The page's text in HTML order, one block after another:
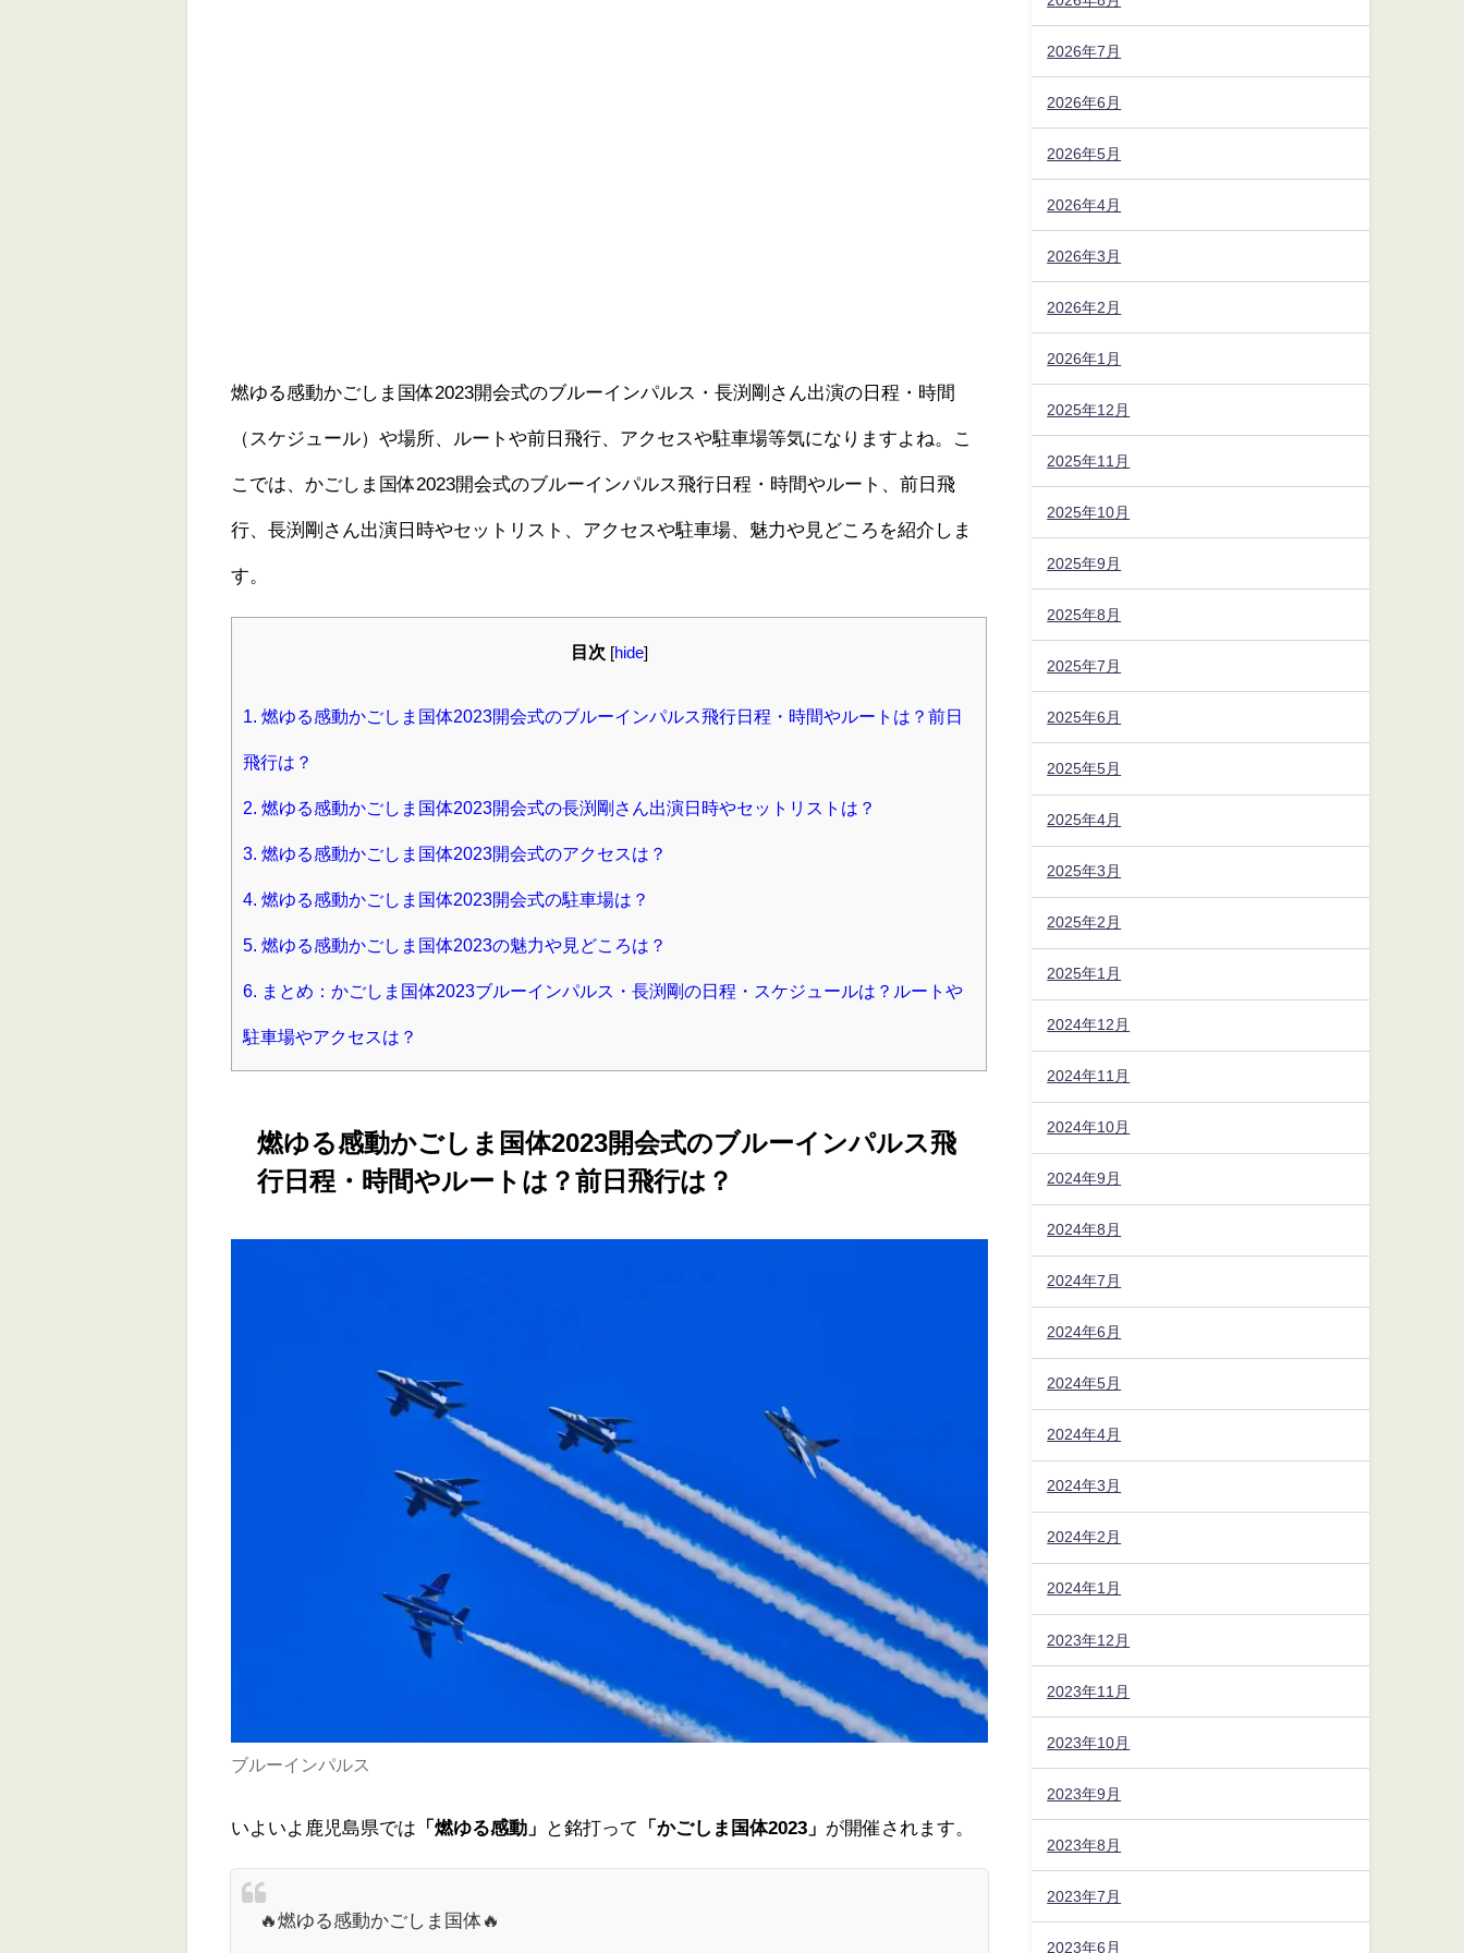
燃ゆる感動かごしま国体2023開会式のブルーインパルス・長渕剛さん出演の日程・時間
（スケジュール）や場所、ルートや前日飛行、アクセスや駐車場等気になりますよね。こ
こでは、かごしま国体2023開会式のブルーインパルス飛行日程・時間やルート、前日飛
行、長渕剛さん出演日時やセットリスト、アクセスや駐車場、魅力や見どころを紹介しま
す。
目次 hide]
1. 燃ゆる感動かごしま国体2023開会式のブルーインパルス飛行日程・時間やルートは？前日
飛行は？
2. 燃ゆる感動かごしま国体2023開会式の長渕剛さん出演日時やセットリストは？
3. 燃ゆる感動かごしま国体2023開会式のアクセスは？
4. 燃ゆる感動かごしま国体2023開会式の駐車場は？
5. 燃ゆる感動かごしま国体2023の魅力や見どころは？
6. まとめ：かごしま国体2023ブルーインパルス・長渕剛の日程・スケジュールは？ルートや
駐車場やアクセスは？
燃ゆる感動かごしま国体2023開会式のブルーインパルス飛
行日程・時間やルートは？前日飛行は？
ブルーインパルス
いよいよ鹿児島県では 「燃ゆる感動」 と銘打って 「かごしま国体2023」 が開催されます。
🔥燃ゆる感動かごしま国体🔥
2026年7月
2026年6月
2026年5月
2026年4月
2026年3月
2026年2月
2026年1月
2025年12月
2025年11月
2025年10月
2025年9月
2025年8月
2025年7月
2025年6月
2025年5月
2025年4月
2025年3月
2025年2月
2025年1月
2024年12月
2024年11月
2024年10月
2024年9月
2024年8月
2024年7月
2024年6月
2024年5月
2024年4月
2024年3月
2024年2月
2024年1月
2023年12月
2023年11月
2023年10月
2023年9月
2023年8月
2023年7月
2023年6月